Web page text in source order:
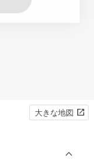
大きな地図